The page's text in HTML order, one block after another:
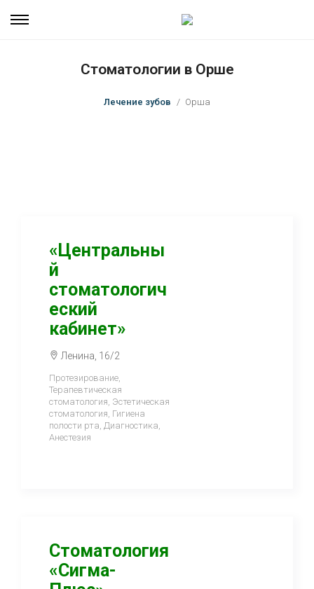
Стоматологии в Орше
Лечение зубов Орша
«Центральны
й
стоматологич
еский
кабинет»
Ленина, 16/2
Протезирование,
Терапевтическая
стоматология, Эстетическая
стоматология, Гигиена
полости рта, Диагностика,
Анестезия
Стоматология
«Сигма-